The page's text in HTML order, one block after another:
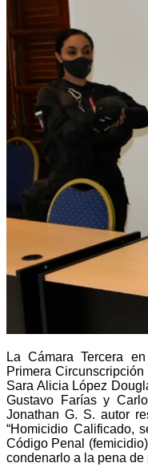
La Cámara Tercera
Primera
Sara Alicia López
Gustavo Farías y
Jonathan G. S. autor
“Homicidio Calificado,
Código Penal
condenarlo a la pena de